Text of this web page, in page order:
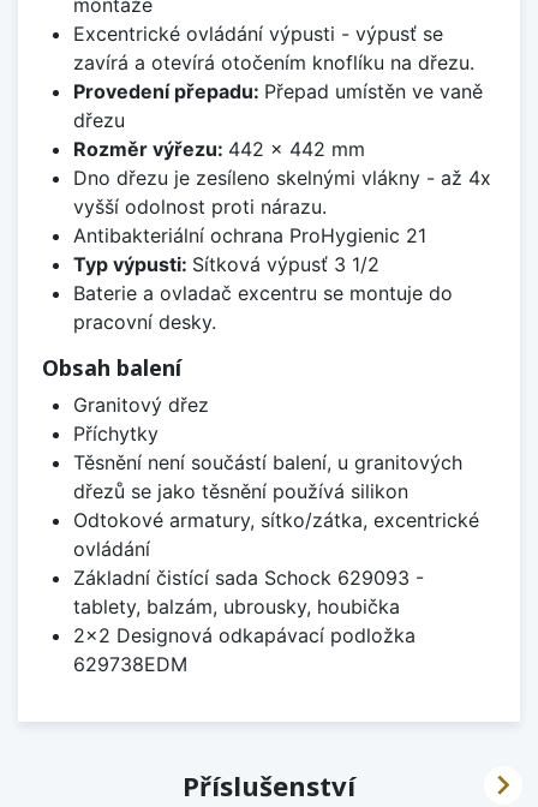
Excentrické ovládání výpusti - výpusť se
zavírá a otevírá otočením knoflíku na dřezu.
Provedení přepadu: Přepad umístěn ve vaně
dřezu
Rozměr výřezu: 442 x 442 mm
Dno dřezu je zesíleno skelnými vlákny - až 4x
vyšší odolnost proti nárazu.
Antibakteriální ochrana ProHygienic 21
Typ výpusti: Sítková výpusť 3 1/2
Baterie a ovladač excentru se montuje do
pracovní desky.
Obsah balení
Granitový dřez
Příchytky
Těsnění není součástí balení, u granitových
dřezů se jako těsnění používá silikon
Odtokové armatury, sítko/zátka, excentrické
ovládání
Základní čistící sada Schock 629093 -
tablety, balzám, ubrousky, houbička
2x2 Designová odkapávací podložka
629738EDM
Příslušenství 